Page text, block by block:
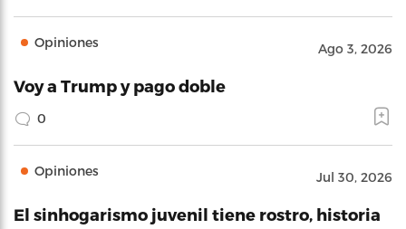
Opiniones Ago 3, 2026
Voy a Trump y pago doble
0
Opiniones Jul 30, 2026
El sinhogarismo juvenil tiene rostro, historia